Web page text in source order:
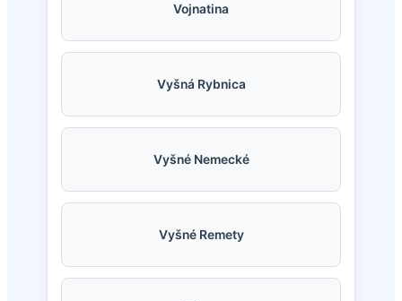
Vojnatina
Vyšná Rybnica
Vyšné Nemecké
Vyšné Remety